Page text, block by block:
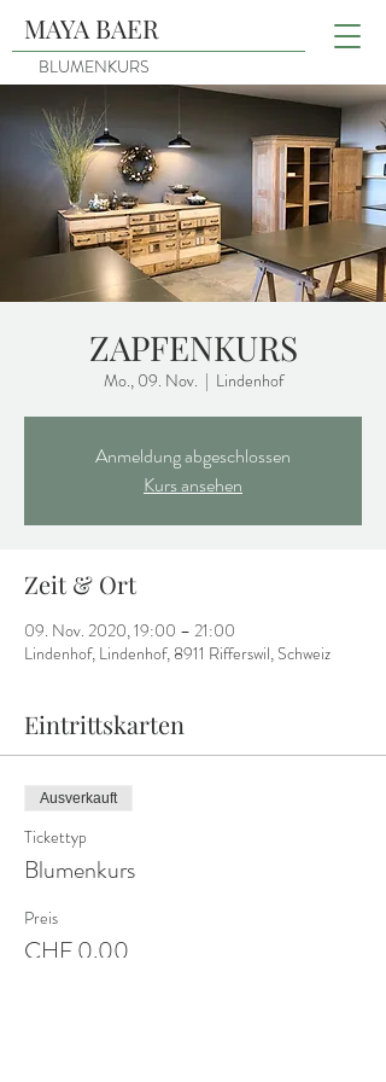
MAYA BAER
BLUMENKURS
ZAPFENKURS
Mo., 09. Nov.
  |
Lindenhof
Anmeldung abgeschlossen
Kurs ansehen
Zeit & Ort
09. Nov. 2020, 19:00 – 21:00
Lindenhof, Lindenhof, 8911 Rifferswil, Schweiz
Eintrittskarten
Ausverkauft
Tickettyp
Blumenkurs
Preis
CHF 0.00